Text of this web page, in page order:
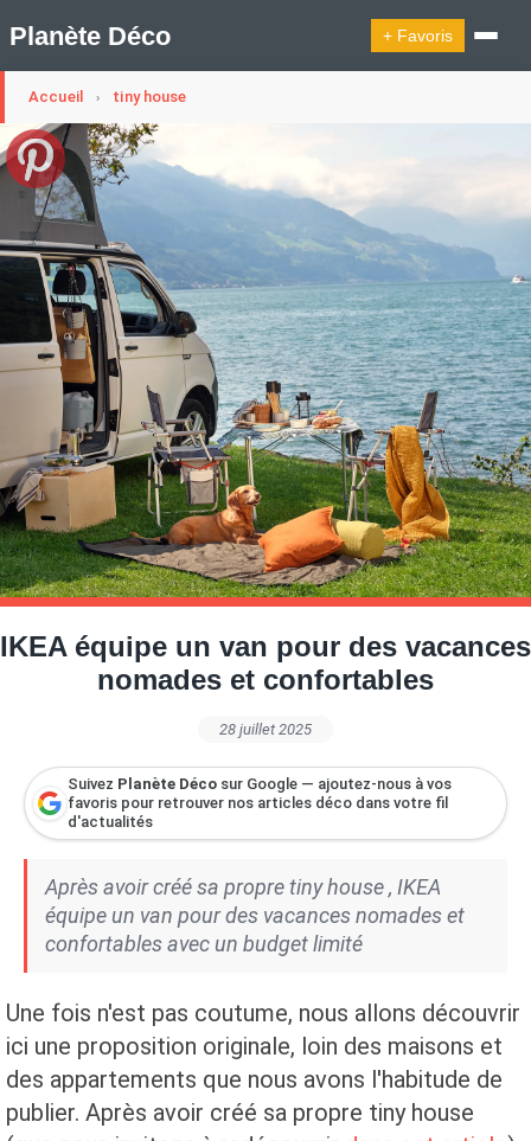
Planète Déco + Favoris
🛍︎ Shop Planète Déco
Appartement Design Cabanes
Decoration Noël
Design Suédois En Quelques Photos
Idées Déco En 10 Photos
La Semaine Décoration Et Design
Maison En Ville
Méli-Mélo Suédois
Publi Reportage
Tendance
Interieurs Scandinaves
La Décoration Selon Votre Signe Astrologique
Les Trouvailles Déco Du Jour
Loft
Maison Appartement Écologique
Maison Container/container House
Maison D'hôtes
Maison Et Appartement Vintage
On Décode La Déco
Petite Surface
Piscine Question De Style
Renovation
Revue De Week End
Tiny House
Accueil › tiny house
IKEA équipe un van pour des vacances
nomades et confortables
28 juillet 2025
Suivez Planète Déco sur Google — ajoutez-nous à vos
favoris pour retrouver nos articles déco dans votre fil
d'actualités
Après avoir créé sa propre tiny house , IKEA
équipe un van pour des vacances nomades et
confortables avec un budget limité
Une fois n'est pas coutume, nous allons découvrir
ici une proposition originale, loin des maisons et
des appartements que nous avons l'habitude de
publier. Après avoir créé sa propre tiny house